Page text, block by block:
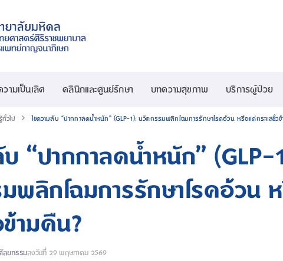
ามเป็นเลิศ คลินิกและศูนย์รักษา บทความสุขภาพ บริการผู้ป่วย
วไป ไขความลับ “ปากกาลดน้ำหนัก” (GLP-1): นวัตกรรมพลิกโฉมการรักษาโรคอ้วน หรือแค่กระแสชั่ว
บ “ปากกาลดน้ำหนัก” (GLP-
พลิกโฉมการรักษาโรคอ้วน
ามคืน?
ลยกรรมลงวันที่ 29 พฤษภาคม 2569